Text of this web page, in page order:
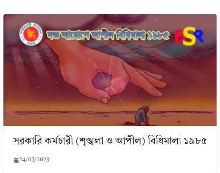
সরকারি কর্মচারী (শৃঙ্খলা ও আপীল) বিধিমালা ১৯৮৫
24/03/2023